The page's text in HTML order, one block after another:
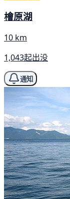
檜原湖
10 km
1,043起出没
通知